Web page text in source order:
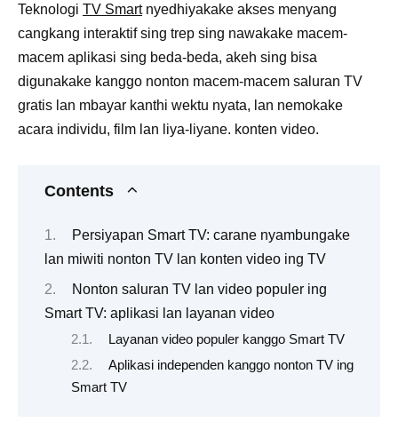
Teknologi TV Smartnyedhiyakake akses menyang
cangkang interaktif sing trep sing nawakake macem-
macem aplikasi sing beda-beda, akeh sing bisa
digunakake kanggo nonton macem-macem saluran TV
gratis lan mbayar kanthi wektu nyata, lan nemokake
acara individu, film lan liya-liyane. konten video.
Contents
Persiyapan Smart TV: carane nyambungake
lan miwiti nonton TV lan konten video ing TV
Nonton saluran TV lan video populer ing
Smart TV: aplikasi lan layanan video
Layanan video populer kanggo Smart TV
Aplikasi independen kanggo nonton TV ing
Smart TV